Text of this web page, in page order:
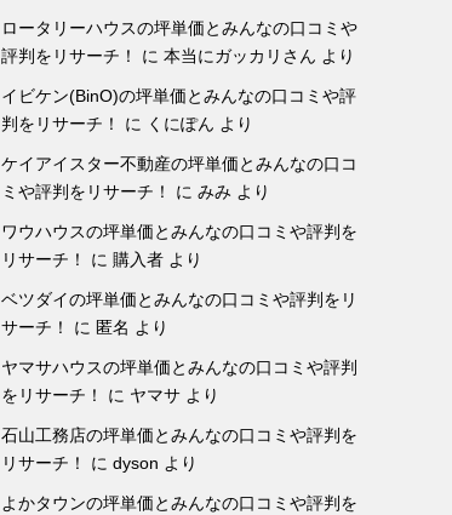
ロータリーハウスの坪単価とみんなの口コミや
評判をリサーチ！
に 本当にガッカリさん より
イビケン(BinO)の坪単価とみんなの口コミや評
判をリサーチ！
に くにぽん より
ケイアイスター不動産の坪単価とみんなの口コ
ミや評判をリサーチ！
に みみ より
ワウハウスの坪単価とみんなの口コミや評判を
リサーチ！
に 購入者 より
ベツダイの坪単価とみんなの口コミや評判をリ
サーチ！
に 匿名 より
ヤマサハウスの坪単価とみんなの口コミや評判
をリサーチ！
に ヤマサ より
石山工務店の坪単価とみんなの口コミや評判を
リサーチ！
に dyson より
よかタウンの坪単価とみんなの口コミや評判を